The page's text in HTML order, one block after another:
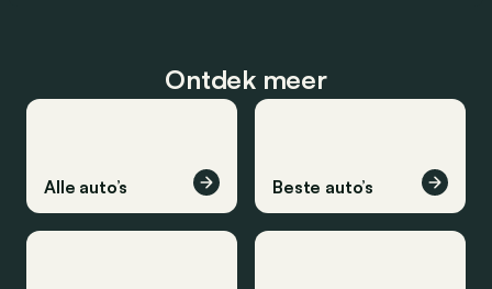
Ontdek meer
Alle auto’s Beste auto’s